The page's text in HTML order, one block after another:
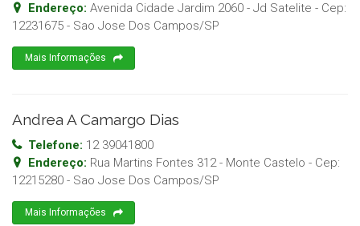
Endereço: Avenida Cidade Jardim 2060 - Jd Satelite - Cep:
12231675 - Sao Jose Dos Campos/SP
Mais Informações
Andrea A Camargo Dias
Telefone: 12 39041800
Endereço: Rua Martins Fontes 312 - Monte Castelo - Cep:
12215280 - Sao Jose Dos Campos/SP
Mais Informações